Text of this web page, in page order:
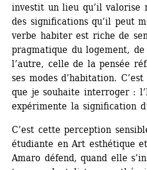
investit un lieu qu’il valorise
des significations qu’il peut
verbe habiter est riche de
pragmatique du logement,
l’autre, celle de la pensée
ses modes d’habitation.
que je souhaite interroger :
expérimente la signification
C’est cette perception
étudiante en Art esthétique
Amaro défend, quand elle